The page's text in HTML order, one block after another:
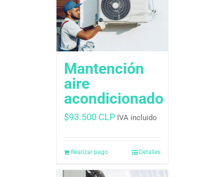
Mantención
aire
acondicionado
$93.500 CLP IVA incluido
Realizar pago Detalles